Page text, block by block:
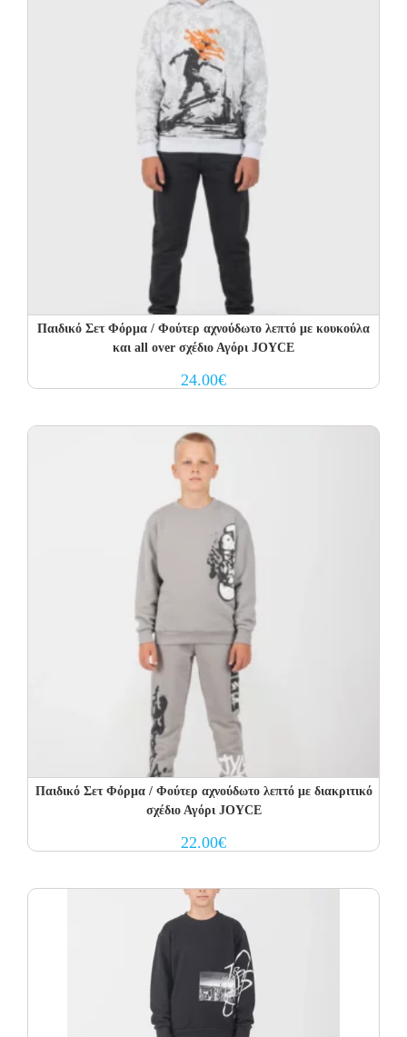
Παιδικό Σετ Φόρμα / Φούτερ αχνούδωτο λεπτό με κουκούλα
και all over σχέδιο Αγόρι JOYCE
24.00€
Παιδικό Σετ Φόρμα / Φούτερ αχνούδωτο λεπτό με διακριτικό
σχέδιο Αγόρι JOYCE
22.00€